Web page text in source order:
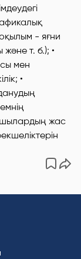
- яғни
т. б.); •
мен
•
жас